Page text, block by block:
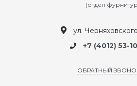
(отдел
ул.
+7 (4012) 53-
ОБРАТНЫЙ